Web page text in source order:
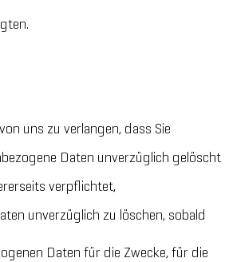
uns zu verlangen, dass Sie
Daten unverzüglich gelöscht
verpflichtet,
unverzüglich zu löschen, sobald
Daten für die Zwecke, für die